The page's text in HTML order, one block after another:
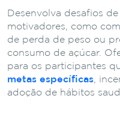
Desenvolva desafios
motivadores, como
de perda de peso ou
consumo de açúcar.
para os participantes
metas específicas ,
adoção de hábitos